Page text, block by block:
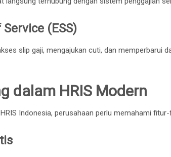
(ESS)
slip gaji, mengajukan cuti, dan memperbarui
dalam HRIS Modern
Indonesia, perusahaan perlu memahami